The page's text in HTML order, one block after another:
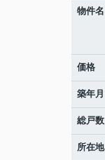
物件名
価格
築年月
総戸数
所在地